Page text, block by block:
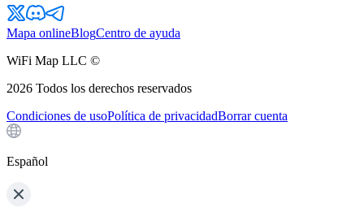
Mapa onlineBlogCentro de ayuda
WiFi Map LLC ©
2026 Todos los derechos reservados
Condiciones de usoPolítica de privacidadBorrar cuenta
Español